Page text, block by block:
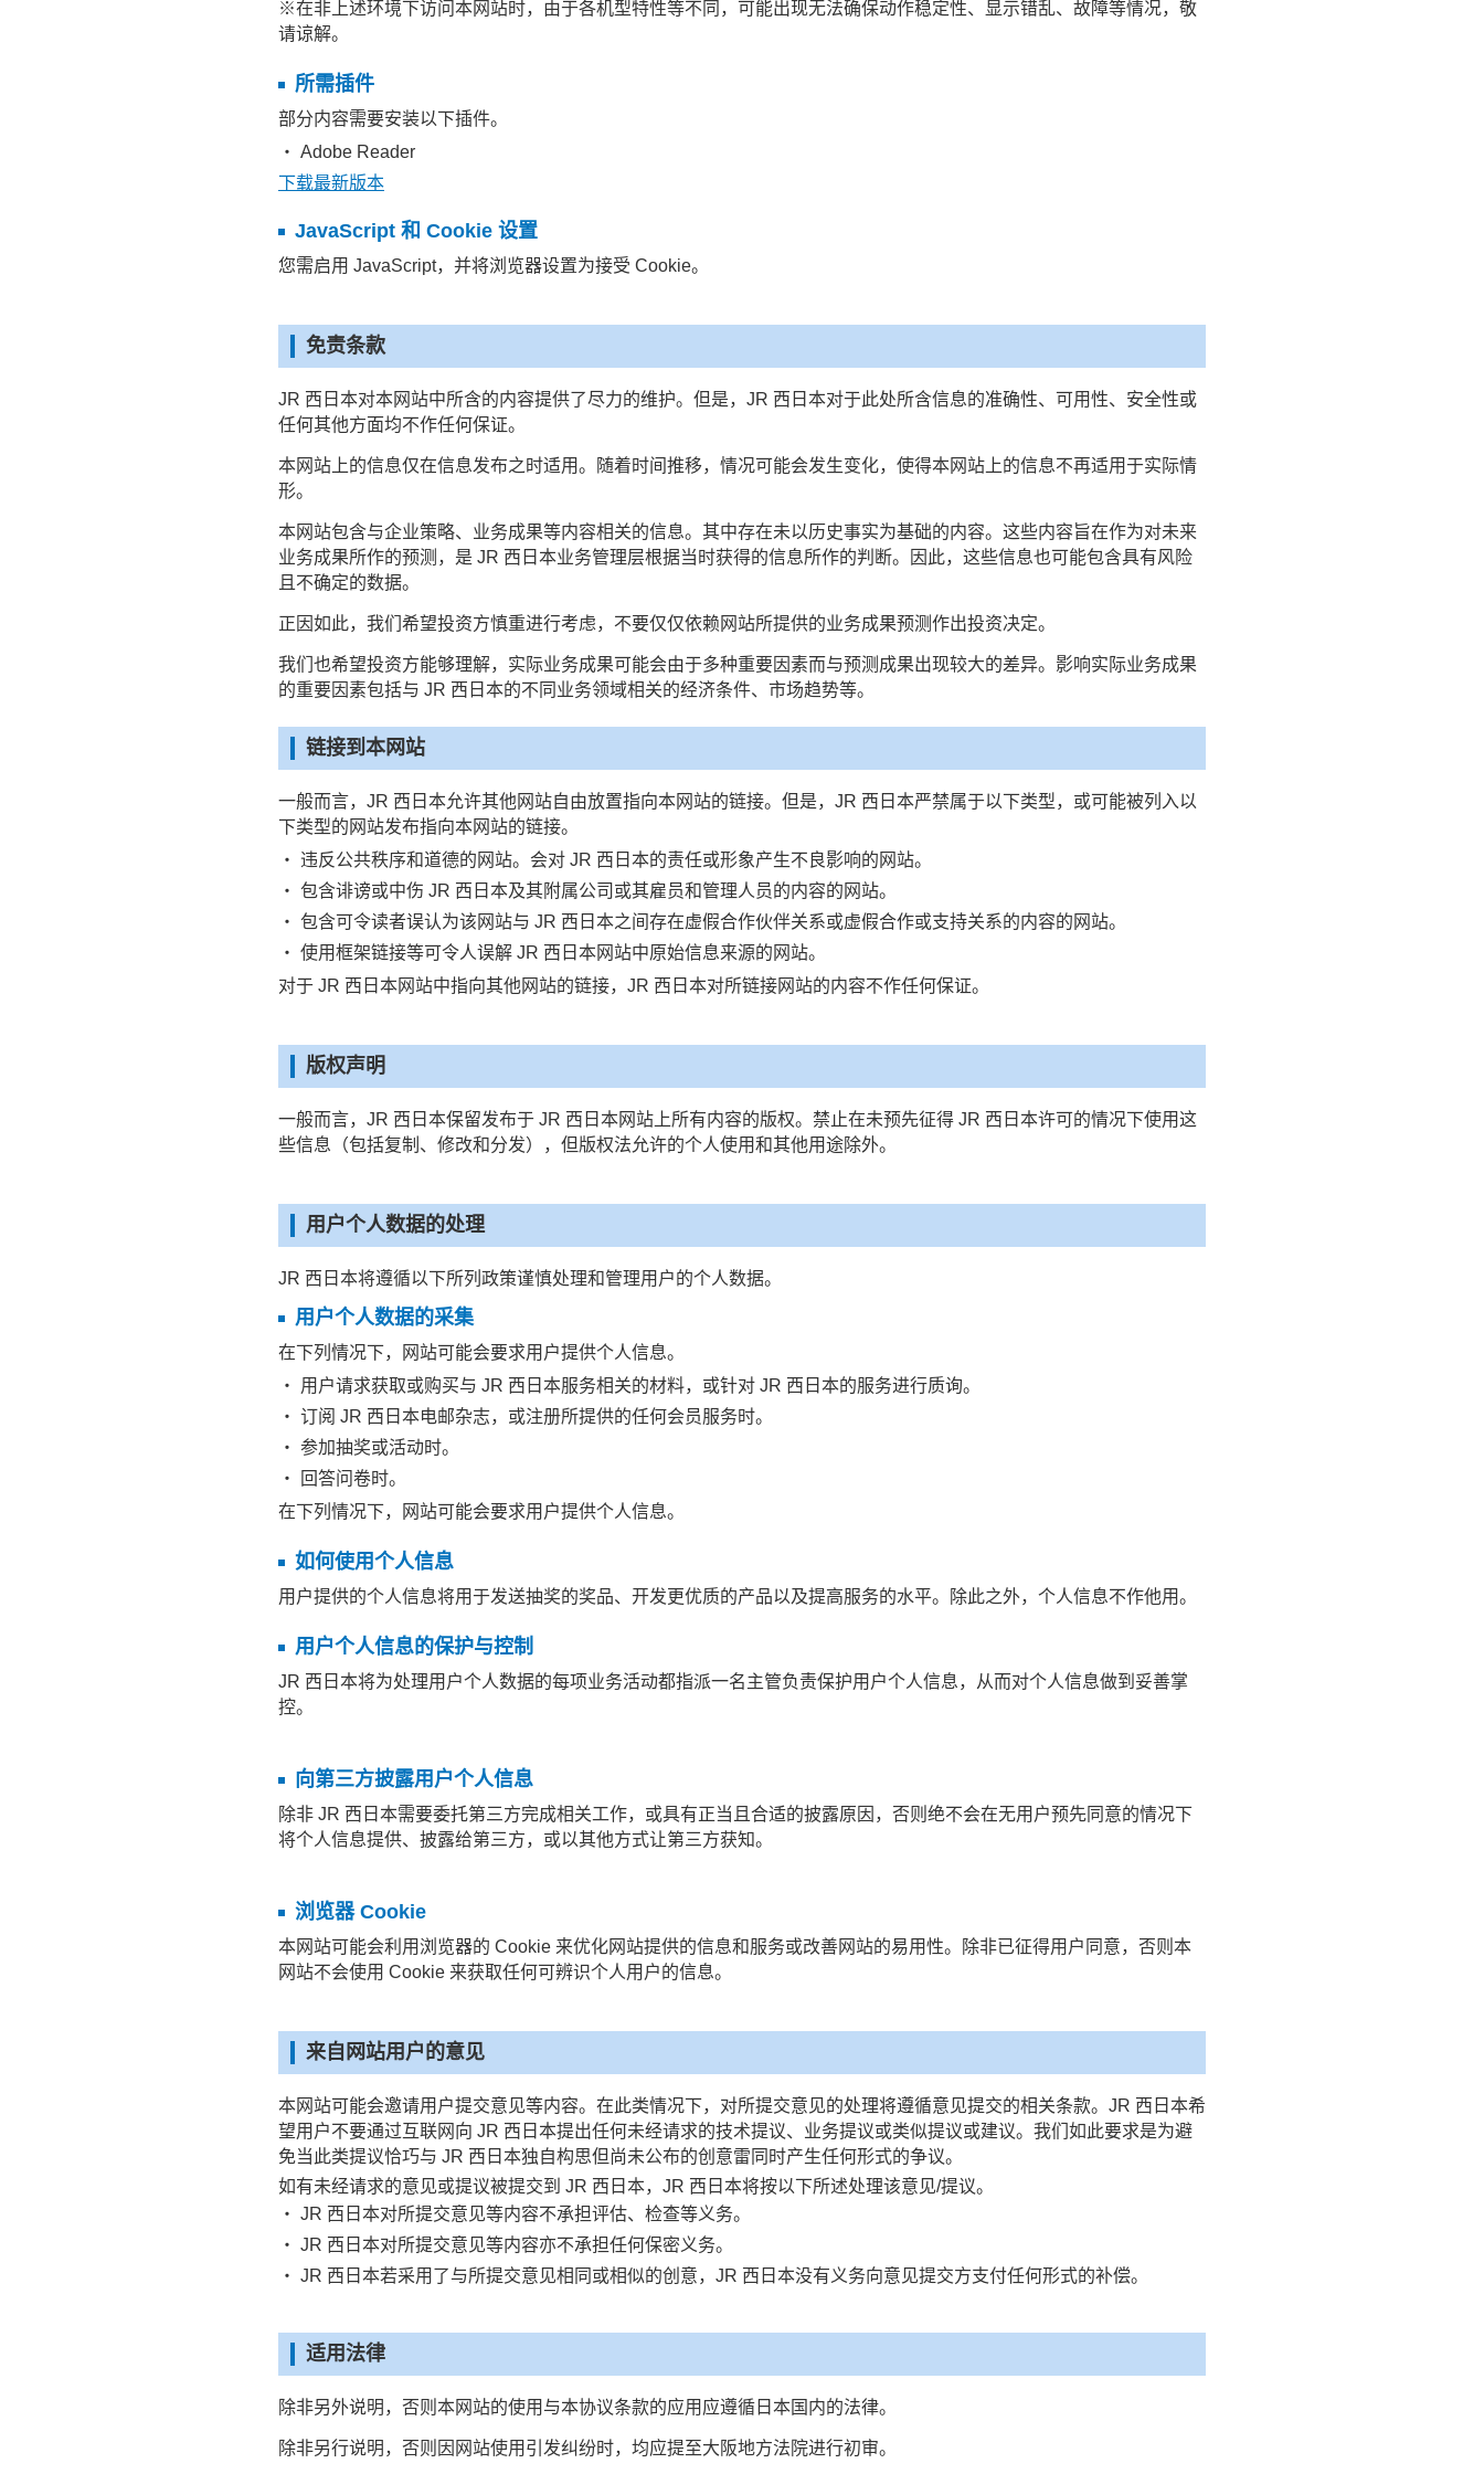
※在非上述环境下访问本网站时，由于各机型特性等不同，可能出现无法确保动作稳定性、显示错乱、故障等情况，敬
请谅解。
所需插件
部分内容需要安装以下插件。
・ Adobe Reader
下载最新版本
JavaScript 和 Cookie 设置
您需启用 JavaScript，并将浏览器设置为接受 Cookie。
免责条款
JR 西日本对本网站中所含的内容提供了尽力的维护。但是，JR 西日本对于此处所含信息的准确性、可用性、安全性或
任何其他方面均不作任何保证。
本网站上的信息仅在信息发布之时适用。随着时间推移，情况可能会发生变化，使得本网站上的信息不再适用于实际情
形。
本网站包含与企业策略、业务成果等内容相关的信息。其中存在未以历史事实为基础的内容。这些内容旨在作为对未来
业务成果所作的预测，是 JR 西日本业务管理层根据当时获得的信息所作的判断。因此，这些信息也可能包含具有风险
且不确定的数据。
正因如此，我们希望投资方慎重进行考虑，不要仅仅依赖网站所提供的业务成果预测作出投资决定。
我们也希望投资方能够理解，实际业务成果可能会由于多种重要因素而与预测成果出现较大的差异。影响实际业务成果
的重要因素包括与 JR 西日本的不同业务领域相关的经济条件、市场趋势等。
链接到本网站
一般而言，JR 西日本允许其他网站自由放置指向本网站的链接。但是，JR 西日本严禁属于以下类型，或可能被列入以
下类型的网站发布指向本网站的链接。
・ 违反公共秩序和道德的网站。会对 JR 西日本的责任或形象产生不良影响的网站。
・ 包含诽谤或中伤 JR 西日本及其附属公司或其雇员和管理人员的内容的网站。
・ 包含可令读者误认为该网站与 JR 西日本之间存在虚假合作伙伴关系或虚假合作或支持关系的内容的网站。
・ 使用框架链接等可令人误解 JR 西日本网站中原始信息来源的网站。
对于 JR 西日本网站中指向其他网站的链接，JR 西日本对所链接网站的内容不作任何保证。
版权声明
一般而言，JR 西日本保留发布于 JR 西日本网站上所有内容的版权。禁止在未预先征得 JR 西日本许可的情况下使用这
些信息（包括复制、修改和分发），但版权法允许的个人使用和其他用途除外。
用户个人数据的处理
JR 西日本将遵循以下所列政策谨慎处理和管理用户的个人数据。
用户个人数据的采集
在下列情况下，网站可能会要求用户提供个人信息。
・ 用户请求获取或购买与 JR 西日本服务相关的材料，或针对 JR 西日本的服务进行质询。
・ 订阅 JR 西日本电邮杂志，或注册所提供的任何会员服务时。
・ 参加抽奖或活动时。
・ 回答问卷时。
在下列情况下，网站可能会要求用户提供个人信息。
如何使用个人信息
用户提供的个人信息将用于发送抽奖的奖品、开发更优质的产品以及提高服务的水平。除此之外，个人信息不作他用。
用户个人信息的保护与控制
JR 西日本将为处理用户个人数据的每项业务活动都指派一名主管负责保护用户个人信息，从而对个人信息做到妥善掌
控。
向第三方披露用户个人信息
除非 JR 西日本需要委托第三方完成相关工作，或具有正当且合适的披露原因，否则绝不会在无用户预先同意的情况下
将个人信息提供、披露给第三方，或以其他方式让第三方获知。
浏览器 Cookie
本网站可能会利用浏览器的 Cookie 来优化网站提供的信息和服务或改善网站的易用性。除非已征得用户同意，否则本
网站不会使用 Cookie 来获取任何可辨识个人用户的信息。
来自网站用户的意见
本网站可能会邀请用户提交意见等内容。在此类情况下，对所提交意见的处理将遵循意见提交的相关条款。JR 西日本希
望用户不要通过互联网向 JR 西日本提出任何未经请求的技术提议、业务提议或类似提议或建议。我们如此要求是为避
免当此类提议恰巧与 JR 西日本独自构思但尚未公布的创意雷同时产生任何形式的争议。
如有未经请求的意见或提议被提交到 JR 西日本，JR 西日本将按以下所述处理该意见/提议。
・ JR 西日本对所提交意见等内容不承担评估、检查等义务。
・ JR 西日本对所提交意见等内容亦不承担任何保密义务。
・ JR 西日本若采用了与所提交意见相同或相似的创意，JR 西日本没有义务向意见提交方支付任何形式的补偿。
适用法律
除非另外说明，否则本网站的使用与本协议条款的应用应遵循日本国内的法律。
除非另行说明，否则因网站使用引发纠纷时，均应提至大阪地方法院进行初审。